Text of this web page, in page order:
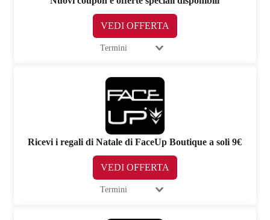
VEDI OFFERTA
Termini
Ricevi i regali di Natale di FaceUp Boutique a soli 9€
VEDI OFFERTA
Termini